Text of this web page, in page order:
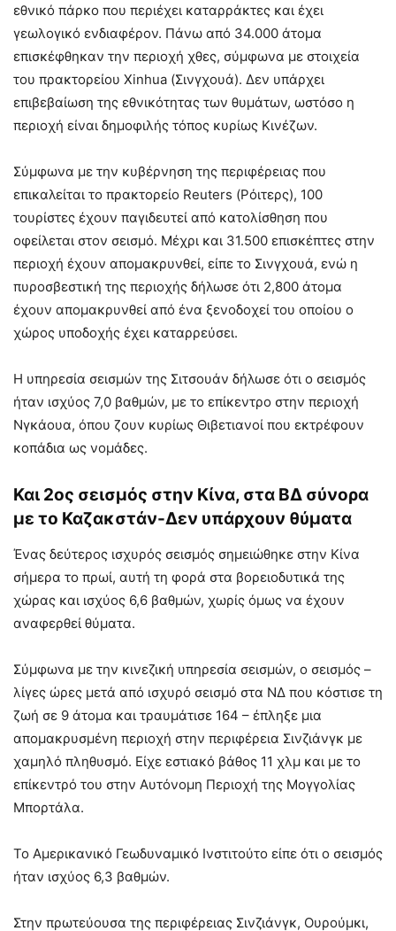
εθνικό πάρκο που περιέχει καταρράκτες και έχει
γεωλογικό ενδιαφέρον. Πάνω από 34.000 άτομα
επισκέφθηκαν την περιοχή χθες, σύμφωνα με στοιχεία
του πρακτορείου Xinhua (Σινγχουά). Δεν υπάρχει
επιβεβαίωση της εθνικότητας των θυμάτων, ωστόσο η
περιοχή είναι δημοφιλής τόπος κυρίως Κινέζων.
Σύμφωνα με την κυβέρνηση της περιφέρειας που
επικαλείται το πρακτορείο Reuters (Ρόιτερς), 100
τουρίστες έχουν παγιδευτεί από κατολίσθηση που
οφείλεται στον σεισμό. Μέχρι και 31.500 επισκέπτες στην
περιοχή έχουν απομακρυνθεί, είπε το Σινγχουά, ενώ η
πυροσβεστική της περιοχής δήλωσε ότι 2,800 άτομα
έχουν απομακρυνθεί από ένα ξενοδοχεί του οποίου ο
χώρος υποδοχής έχει καταρρεύσει.
Η υπηρεσία σεισμών της Σιτσουάν δήλωσε ότι ο σεισμός
ήταν ισχύος 7,0 βαθμών, με το επίκεντρο στην περιοχή
Νγκάουα, όπου ζουν κυρίως Θιβετιανοί που εκτρέφουν
κοπάδια ως νομάδες.
Και 2ος σεισμός στην Κίνα, στα ΒΔ σύνορα
με το Καζακστάν-Δεν υπάρχουν θύματα
Ένας δεύτερος ισχυρός σεισμός σημειώθηκε στην Κίνα
σήμερα το πρωί, αυτή τη φορά στα βορειοδυτικά της
χώρας και ισχύος 6,6 βαθμών, χωρίς όμως να έχουν
αναφερθεί θύματα.
Σύμφωνα με την κινεζική υπηρεσία σεισμών, ο σεισμός –
λίγες ώρες μετά από ισχυρό σεισμό στα ΝΔ που κόστισε τη
ζωή σε 9 άτομα και τραυμάτισε 164 – έπληξε μια
απομακρυσμένη περιοχή στην περιφέρεια Σινζιάνγκ με
χαμηλό πληθυσμό. Είχε εστιακό βάθος 11 χλμ και με το
επίκεντρό του στην Αυτόνομη Περιοχή της Μογγολίας
Μπορτάλα.
Το Αμερικανικό Γεωδυναμικό Ινστιτούτο είπε ότι ο σεισμός
ήταν ισχύος 6,3 βαθμών.
Στην πρωτεύουσα της περιφέρειας Σινζιάνγκ, Ουρούμκι,